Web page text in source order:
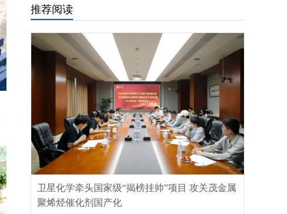
推荐阅读
卫星化学牵头国家级“揭榜挂帅”项目 攻关茂金属
聚烯烃催化剂国产化